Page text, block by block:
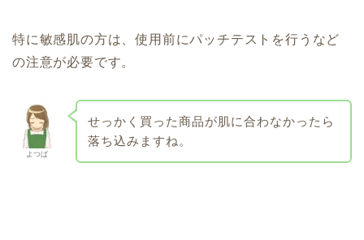
特に敏感肌の方は、使用前にパッチテストを行うなど
の注意が必要です。
よつば
せっかく買った商品が肌に合わなかったら
落ち込みますね。